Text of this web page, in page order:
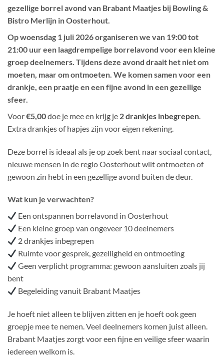
gezellige borrel avond van Brabant Maatjes bij Bowling &
Bistro Merlijn in Oosterhout.
Opwoensdag 1 juli 2026organiseren we van 19:00 tot
21:00 uureen laagdrempelige borrelavond voor een kleine
groep deelnemers. Tijdens deze avond draait het niet om
moeten, maar om ontmoeten. We komen samen voor een
drankje, een praatje en een fijne avond in een gezellige
sfeer.
Voor€5,00doe je mee en krijg je 2 drankjes inbegrepen.
Extra drankjes of hapjes zijn voor eigen rekening.
Deze borrel is ideaal als je op zoek bent naar sociaal contact,
nieuwe mensen in de regio Oosterhout wilt ontmoeten of
gewoon zin hebt in een gezellige avond buiten de deur.
Wat kun je verwachten?
Een ontspannen borrelavond in Oosterhout
Een kleine groep van ongeveer 10 deelnemers
2 drankjes inbegrepen
Ruimte voor gesprek, gezelligheid en ontmoeting
Geen verplicht programma: gewoon aansluiten zoals jij
bent
Begeleiding vanuit Brabant Maatjes
Je hoeft niet alleen te blijven zitten en je hoeft ook geen
groepje mee te nemen. Veel deelnemers komen juist alleen.
Brabant Maatjes zorgt voor een fijne en veilige sfeer waarin
iedereen welkom is.